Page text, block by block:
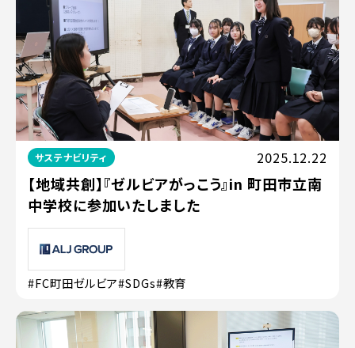
サステナビリティ 2025.12.22
【地域共創】『ゼルビアがっこう』in 町田市立南
中学校に参加いたしました
#FC町田ゼルビア#SDGs#教育